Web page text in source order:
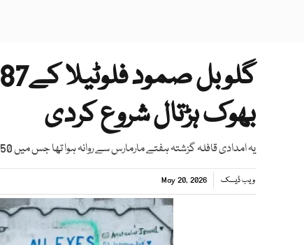
بھوک ہڑتال شروع کردی
یہ امدادی قافلہ گزشتہ ہفتے مارمارس سے روانہ ہوا تھا جس میں 50 سے زائد کشتیوں اور جہازوں نے حصہ لیا
ویب ڈیسک May 20, 2026